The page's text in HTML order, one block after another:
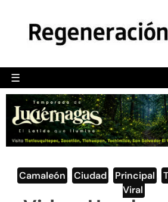
☰
POLÍTICA
CAMALEÓN
OPINIÓN
DEPORTES
ENGLISH
VIDEOS
Camaleón Ciudad Principal
Viral